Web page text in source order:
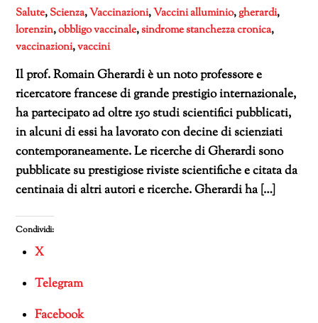
Salute,Scienza,Vaccinazioni,Vaccinialluminio,gherardi,
lorenzin,obbligo vaccinale,sindrome stanchezza cronica,
vaccinazioni,vaccini
Il prof. Romain Gherardi è un noto professore e
ricercatore francese di grande prestigio internazionale,
ha partecipato ad oltre 150 studi scientifici pubblicati,
in alcuni di essi ha lavorato con decine di scienziati
contemporaneamente. Le ricerche di Gherardi sono
pubblicate su prestigiose riviste scientifiche e citata da
centinaia di altri autori e ricerche. Gherardi ha […]
Condividi:
X
Telegram
Facebook